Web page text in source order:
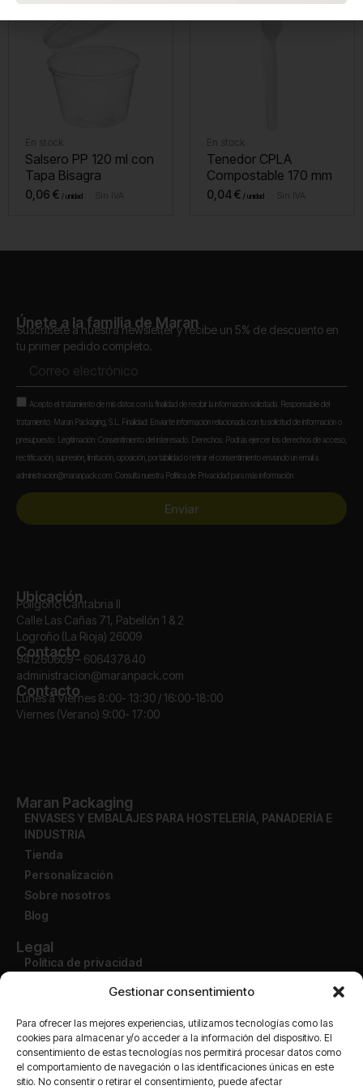
Gestionar consentimiento
Para ofrecer las mejores experiencias, utilizamos tecnologías como las
cookies para almacenar y/o acceder a la información del dispositivo. El
consentimiento de estas tecnologías nos permitirá procesar datos como
el comportamiento de navegación o las identificaciones únicas en este
sitio. No consentir o retirar el consentimiento, puede afectar
En stock
Salsero PP 120 ml con
Tapa Bisagra
0,06 € Sin IVA
En stock
Tenedor CPLA
Compostable 170 mm
0,04€ Sin IVA
Únete a la familia de Maran
Suscríbete a nuestra newsletter y recibe un 5% de descuento en
tu primer pedido completo.
electrónico
Aceptación
Acepto el tratamiento de mis datos con la finalidad de recibir la información solicitada. Responsable del
tratamiento: Maran Packaging, S.L. Finalidad: Enviarte información relacionada con tu solicitud de información o
presupuesto. Legitimación: Consentimiento del interesado. Derechos: Podrás ejercer los derechos de acceso,
rectificación, supresión, limitación, oposición, portabilidad o retirar el consentimiento enviando un email a
administracion@maranpack.com. Consulta nuestra Política de Privacidad para más información.
Enviar
Ubicación
Polígono Cantabria II
Calle Las Cañas 71, Pabellón 1 & 2
Logroño (La Rioja) 26009
Contacto
941260609 – 606437840
administracion@maranpack.com
Contacto
Lunes a Viernes 8:00- 13:30 / 16:00-18:00
Viernes (Verano) 9:00- 17:00
Maran Packaging
ENVASES Y EMBALAJES PARA HOSTELERÍA, PANADERÍA E
INDUSTRIA
Tienda
Personalización
Sobre nosotros
Blog
Legal
Política de privacidad
Política de devolución
Cuenta
Mi cuenta